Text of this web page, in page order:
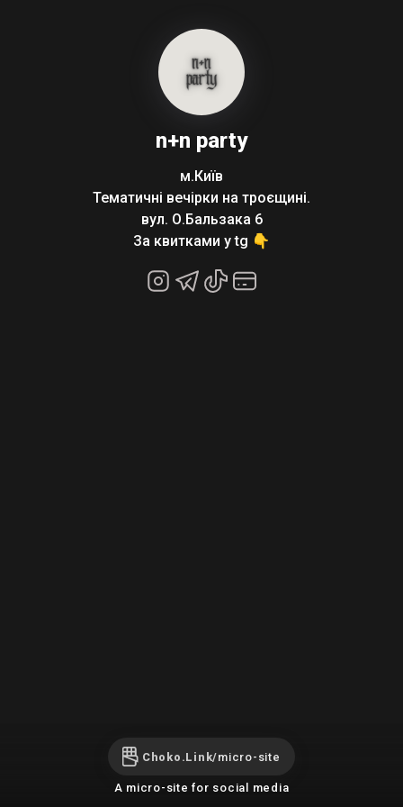
n+n party
м.Київ
Тематичні вечірки на троєщині.
вул. О.Бальзака 6
За квитками у tg 👇
Choko.Link/micro-site
A micro-site for social media